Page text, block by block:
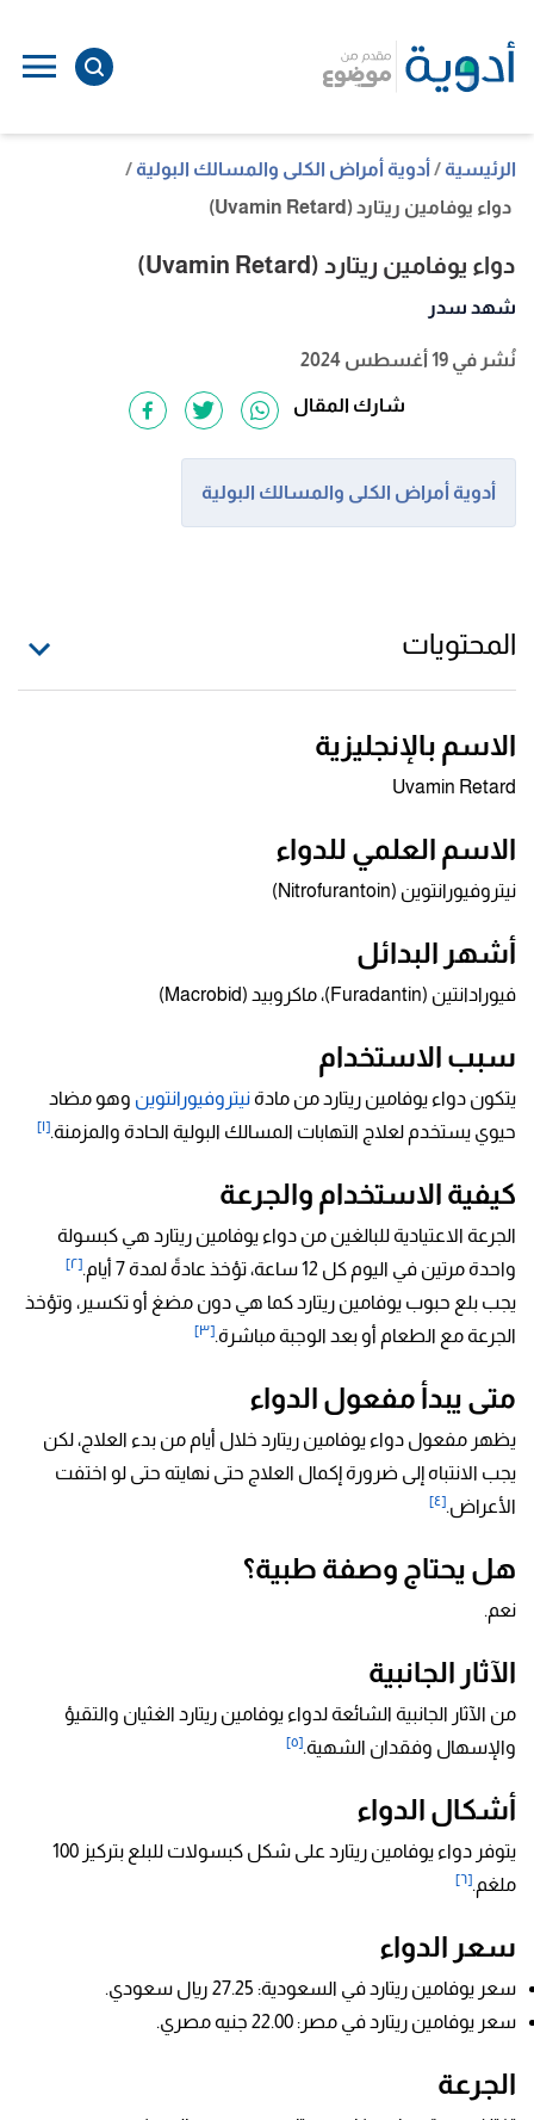
الرئيسية
أدوية أمراض الكلى والمسالك البولية
دواء يوفامين ريتارد (Uvamin Retard)
دواء يوفامين ريتارد (Uvamin Retard)
شهد سدر
نُشر في 19 أغسطس 2024
شارك المقال
أدوية أمراض الكلى والمسالك البولية
المحتويات
الاسم بالإنجليزية
Uvamin Retard
الاسم العلمي للدواء
نيتروفيورانتوين (Nitrofurantoin)
أشهر البدائل
فيورادانتين (Furadantin)، ماكروبيد (Macrobid)
سبب الاستخدام
يتكون دواء يوفامين ريتارد من مادةنيتروفيورانتوين وهو مضاد
حيوي يستخدم لعلاج التهابات المسالك البولية الحادة والمزمنة.[١]
كيفية الاستخدام والجرعة
الجرعة الاعتيادية للبالغين من دواء يوفامين ريتارد هي كبسولة
واحدة مرتين في اليوم كل 12 ساعة، تؤخذ عادةً لمدة 7 أيام.
[٢]
يجب بلع حبوب يوفامين ريتارد كما هي دون مضغ أو تكسير، وتؤخذ
الجرعة مع الطعام أو بعد الوجبة مباشرة.[٣]
متى يبدأ مفعول الدواء
يظهر مفعول دواء يوفامين ريتارد خلال أيام من بدء العلاج، لكن
يجب الانتباه إلى ضرورة إكمال العلاج حتى نهايته حتى لو اختفت
الأعراض.[٤]
هل يحتاج وصفة طبية؟
نعم.
الآثار الجانبية
من الآثار الجانبية الشائعة لدواء يوفامين ريتارد الغثيان والتقيؤ
والإسهال وفقدان الشهية.[٥]
أشكال الدواء
يتوفر دواء يوفامين ريتارد على شكل كبسولات للبلع بتركيز 100
ملغم.[٦]
سعر الدواء
سعر يوفامين ريتارد في السعودية: 27.25 ريال سعودي.
سعر يوفامين ريتارد في مصر: 22.00 جنيه مصري.
الجرعة